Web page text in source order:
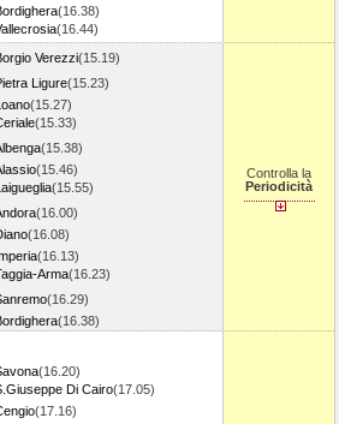
(16.38)
(16.44)
Verezzi(15.19)
Ligure(15.23)
(15.27)
(15.33)
(15.38)
(15.46)
(15.55)
(16.00)
(16.08)
(16.13)
Arma(16.23)
(16.29)
(16.38)
Controlla la
Periodicità
(16.20)
Di Cairo(17.05)
(17.16)